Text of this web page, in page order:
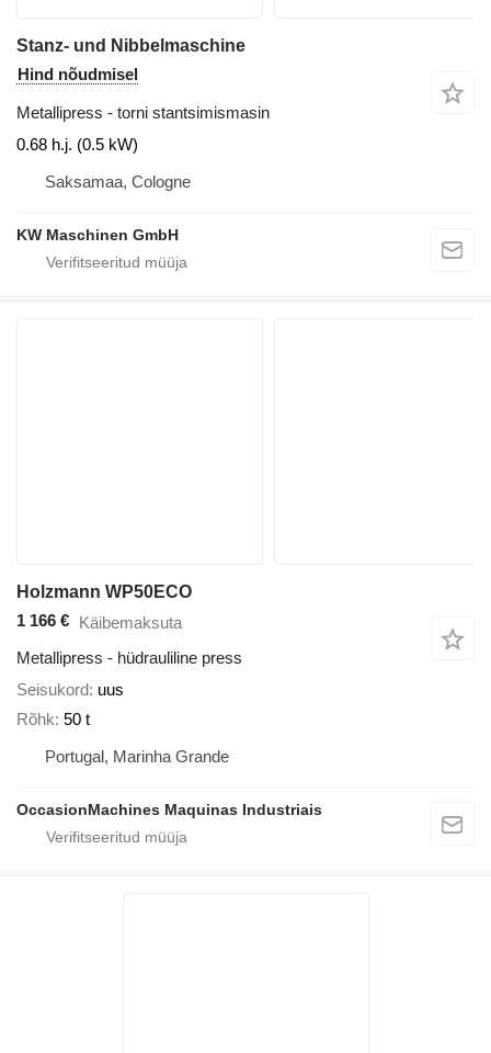
Stanz- und Nibbelmaschine
Hind nõudmisel
Metallipress - torni stantsimismasin
0.68 h.j. (0.5 kW)
Saksamaa, Cologne
KW Maschinen GmbH
Holzmann WP50ECO
1 166 € Käibemaksuta
Metallipress - hüdrauliline press
Seisukord uus
Rõhk 50 t
Portugal, Marinha Grande
OccasionMachines Maquinas Industriais